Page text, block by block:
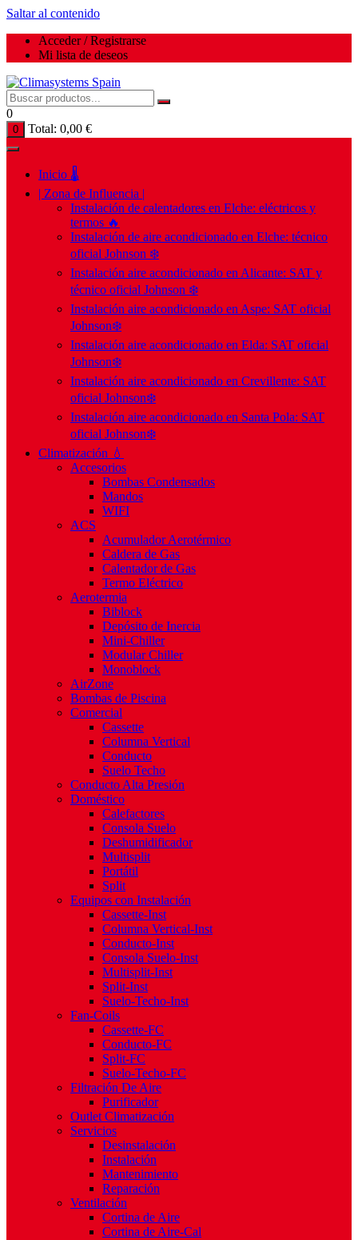
Saltar al contenido
Acceder / Registrarse
Mi lista de deseos
0
0 Total: 0,00 €
Inicio 🌡️
| Zona de Influencia |
Instalación de calentadores en Elche: eléctricos y
termos 🔥
Instalación de aire acondicionado en Elche: técnico
oficial Johnson ❄️
Instalación aire acondicionado en Alicante: SAT y
técnico oficial Johnson ❄️
Instalación aire acondicionado en Aspe: SAT oficial
Johnson❄️
Instalación aire acondicionado en Elda: SAT oficial
Johnson❄️
Instalación aire acondicionado en Crevillente: SAT
oficial Johnson❄️
Instalación aire acondicionado en Santa Pola: SAT
oficial Johnson❄️
Climatización 💧
Accesorios
Bombas Condensados
Mandos
WIFI
ACS
Acumulador Aerotérmico
Caldera de Gas
Calentador de Gas
Termo Eléctrico
Aerotermia
Biblock
Depósito de Inercia
Mini-Chiller
Modular Chiller
Monoblock
AirZone
Bombas de Piscina
Comercial
Cassette
Columna Vertical
Conducto
Suelo Techo
Conducto Alta Presión
Doméstico
Calefactores
Consola Suelo
Deshumidificador
Multisplit
Portátil
Split
Equipos con Instalación
Cassette-Inst
Columna Vertical-Inst
Conducto-Inst
Consola Suelo-Inst
Multisplit-Inst
Split-Inst
Suelo-Techo-Inst
Fan-Coils
Cassette-FC
Conducto-FC
Split-FC
Suelo-Techo-FC
Filtración De Aire
Purificador
Outlet Climatización
Servicios
Desinstalación
Instalación
Mantenimiento
Reparación
Ventilación
Cortina de Aire
Cortina de Aire-Cal